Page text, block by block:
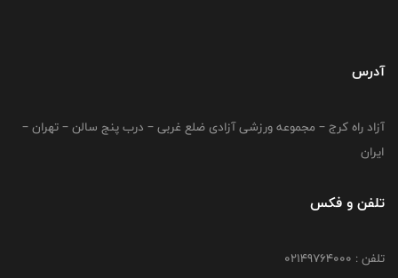
آدرس
آزاد راه کرج – مجموعه ورزشی آزادی ضلع غربی – درب پنج سالن – تهران –
ایران
تلفن و فکس
تلفن : 02149764000